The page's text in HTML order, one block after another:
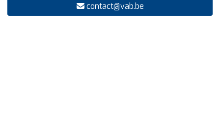
contact@vab.be